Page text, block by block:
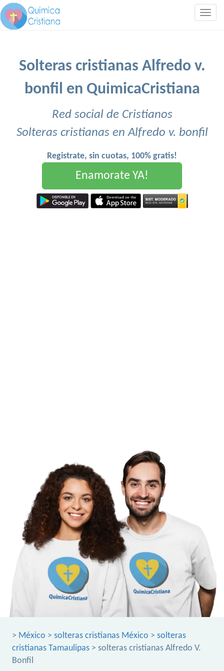
Solteras cristianas Alfredo v.
bonfil en QuimicaCristiana
Red social de Cristianos
Solteras cristianas en Alfredo v. bonfil
Registrate, sin cuotas, 100% gratis!
Enamorate YA!
> México > solteras cristianas México > solteras
cristianas Tamaulipas > solteras cristianas Alfredo V.
Bonfil